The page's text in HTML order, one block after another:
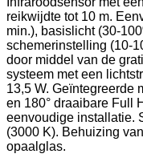
reikwijdte tot 10 m.
min.), basislicht (30-
schemerinstelling (10-
door middel van de
systeem met een
13,5 W. Geïntegreerde
en 180° draaibare Full
eenvoudige installatie.
(3000 K). Behuizing
opaalglas.